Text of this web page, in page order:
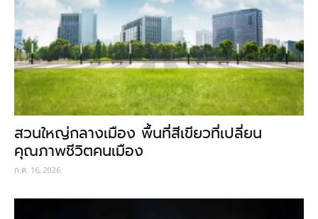
สวนใหญ่กลางเมือง พื้นที่สีเขียวที่เปลี่ยน
คุณภาพชีวิตคนเมือง
ก.ค. 16, 2026